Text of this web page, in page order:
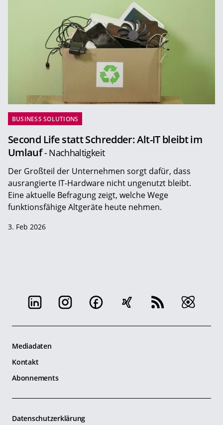
BUSINESS SOLUTIONS
Second Life statt Schredder: Alt-IT bleibt im
Umlauf- Nachhaltigkeit
Der Großteil der Unternehmen sorgt dafür, dass
ausrangierte IT-Hardware nicht ungenutzt bleibt.
Eine aktuelle Befragung zeigt, welche Wege
funktionsfähige Altgeräte heute nehmen.
3. Feb 2026
Mediadaten
Kontakt
Abonnements
Datenschutzerklärung